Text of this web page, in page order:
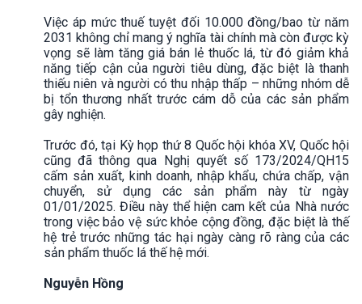
Việc áp mức thuế tuyệt đối 10.000 đồng/bao từ năm
2031 không chỉ mang ý nghĩa tài chính mà còn được kỳ
vọng sẽ làm tăng giá bán lẻ thuốc lá, từ đó giảm khả
năng tiếp cận của người tiêu dùng, đặc biệt là thanh
thiếu niên và người có thu nhập thấp – những nhóm dễ
bị tổn thương nhất trước cám dỗ của các sản phẩm
gây nghiện.
Trước đó, tại Kỳ họp thứ 8 Quốc hội khóa XV, Quốc hội
cũng đã thông qua Nghị quyết số 173/2024/QH15
cấm sản xuất, kinh doanh, nhập khẩu, chứa chấp, vận
chuyển, sử dụng các sản phẩm này từ ngày
01/01/2025. Điều này thể hiện cam kết của Nhà nước
trong việc bảo vệ sức khỏe cộng đồng, đặc biệt là thế
hệ trẻ trước những tác hại ngày càng rõ ràng của các
sản phẩm thuốc lá thế hệ mới.
Nguyễn Hồng